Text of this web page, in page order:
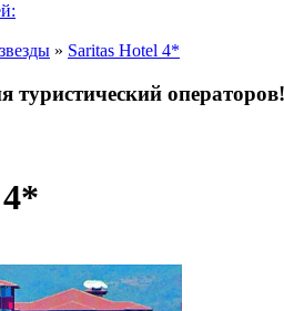
» Saritas Hotel 4*
туристический операторов!